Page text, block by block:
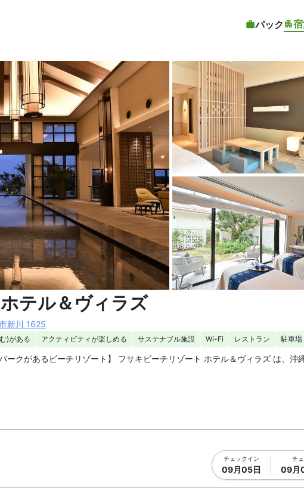
パック
観の写真を拡大表示
客室1 |
テル＆ヴィラズ
新川 1625
)がある アクティビティが楽しめる サステナブル施設 Wi-Fi レストラン 駐車場
ークがあるビーチリゾート】 フサキビーチリゾート ホテル＆ヴィラズ は、
回する無料シャトルバス運行（定時運行）
チェックイン
09月05日
チ
09月